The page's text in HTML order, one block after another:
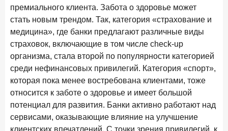
Я согласен с условиями обработки данных
4 июня 2026 года ИССЛЕДОВАНИЕ
Синергия интеллектов: будущее контакт-центров в
партнерстве человека и технологий
1 июня 2026 года
В борьбе за сбережения россиян банки учатся
понимать контекст
ИССЛЕДОВАНИЕ
премиального клиента. Забота о здоровье может
стать новым трендом. Так, категория «страхование и
медицина», где банки предлагают различные виды
страховок, включающие в том числе check-up
организма, стала второй по популярности категорией
среди нефинансовых привилегий. Категория «спорт»,
которая пока менее востребована клиентами, тоже
относится к заботе о здоровье и имеет большой
потенциал для развития. Банки активно работают над
сервисами, оказывающие влияние на улучшение
клиентских впечатлений. С точки зрения привилегий, к